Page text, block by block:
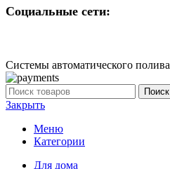
Социальные сети:
Системы автоматического полива
Поиск
Закрыть
Меню
Категории
Для дома